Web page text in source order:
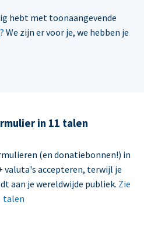
hebt met toonaangevende
We zijn er voor je, we hebben je
in 11 talen
(en donatiebonnen!) in
valuta's accepteren, terwijl je
aan je wereldwijde publiek. Zie
talen